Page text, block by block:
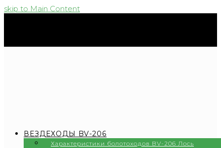
skip to Main Content
ВЕЗДЕХОДЫ BV-206
Характеристики болотоходов BV-206 Лось